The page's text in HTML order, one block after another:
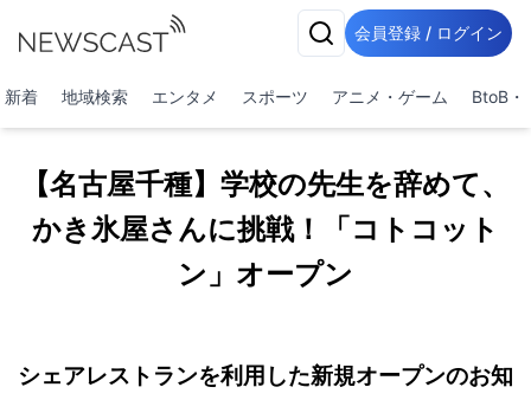
会員登録 / ログイン
新着 地域検索 エンタメ スポーツ アニメ・ゲーム BtoB・
【名古屋千種】学校の先生を辞めて、
かき氷屋さんに挑戦！「コトコット
ン」オープン
シェアレストランを利用した新規オープンのお知